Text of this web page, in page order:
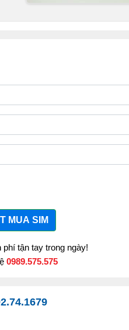
MUA SIM
tận tay trong ngày!
0989.575.575